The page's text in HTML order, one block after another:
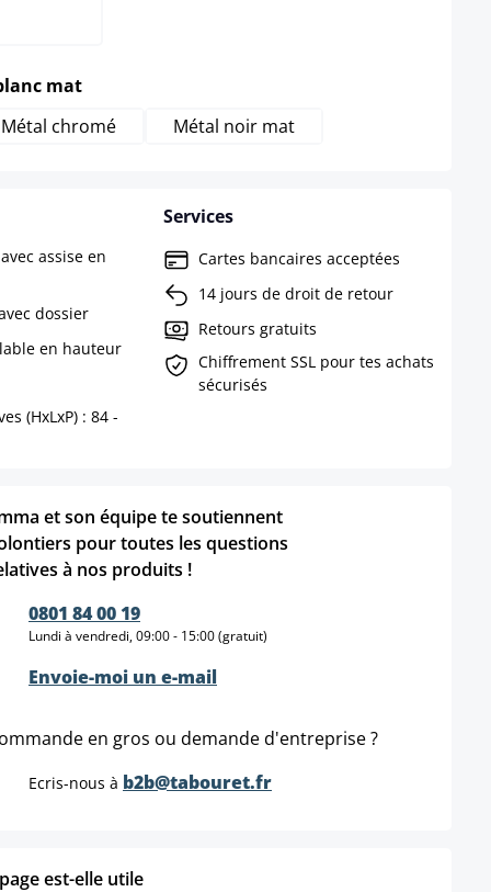
matselect
Métal chromé Métal noir mat
assise en
dossier
en hauteur
(HxLxP) : 84 -
Services
Cartes bancaires acceptées
14 jours de droit de retour
Retours gratuits
Chiffrement SSL pour tes achats
sécurisés
et son équipe te soutiennent
pour toutes les questions
à nos produits !
0801 84 00 19
Lundi à vendredi, 09:00 - 15:00 (gratuit)
Envoie-moi un e-mail
en gros ou demande d'entreprise ?
Ecris-nous à b2b@tabouret.fr
est-elle utile